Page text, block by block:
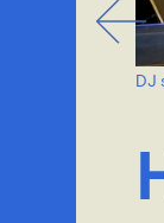
DJ